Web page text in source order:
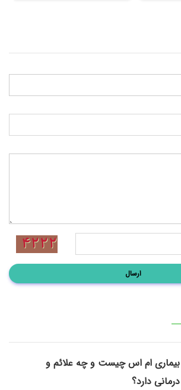
ارسال
بیماری ام ‌اس چیست و چه علائم و
درمانی دارد؟